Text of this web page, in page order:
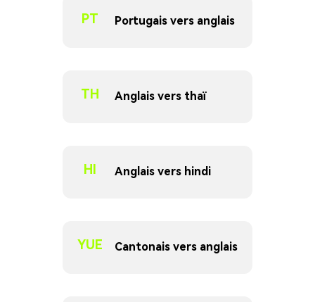
PT Portugais vers anglais
TH Anglais vers thaï
HI Anglais vers hindi
YUE Cantonais vers anglais